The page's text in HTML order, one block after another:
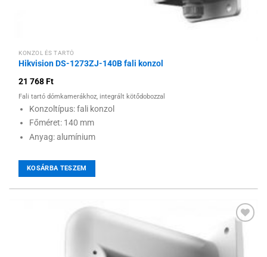
KONZOL ÉS TARTÓ
Hikvision DS-1273ZJ-140B fali konzol
21 768Ft
Fali tartó dómkamerákhoz, integrált kötődobozzal
Konzoltípus: fali konzol
Főméret: 140 mm
Anyag: alumínium
KOSÁRBA TESZEM
Hozzáadás a